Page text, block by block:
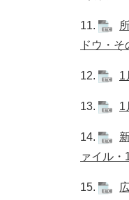
11.
ドウ・そ
12. 1
13. 1
14.
ァイル・
15.